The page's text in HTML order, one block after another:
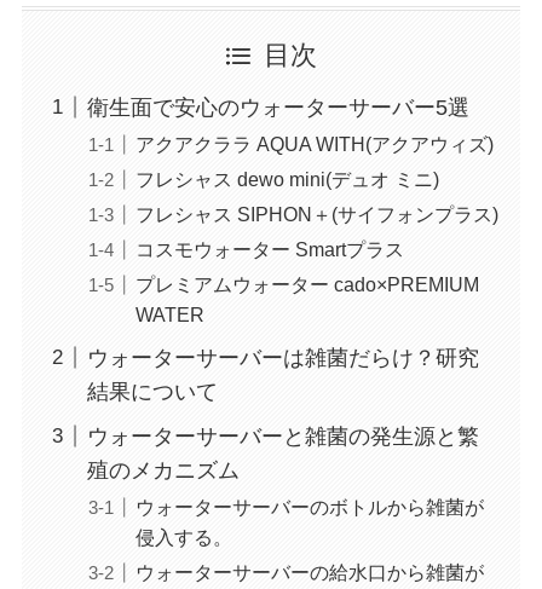
目次
衛生面で安心のウォーターサーバー5選
アクアクララ AQUA WITH(アクアウィズ)
フレシャス dewo mini(デュオ ミニ)
フレシャス SIPHON＋(サイフォンプラス)
コスモウォーター Smartプラス
プレミアムウォーター cado×PREMIUM
WATER
ウォーターサーバーは雑菌だらけ？研究
結果について
ウォーターサーバーと雑菌の発生源と繁
殖のメカニズム
ウォーターサーバーのボトルから雑菌が
侵入する。
ウォーターサーバーの給水口から雑菌が